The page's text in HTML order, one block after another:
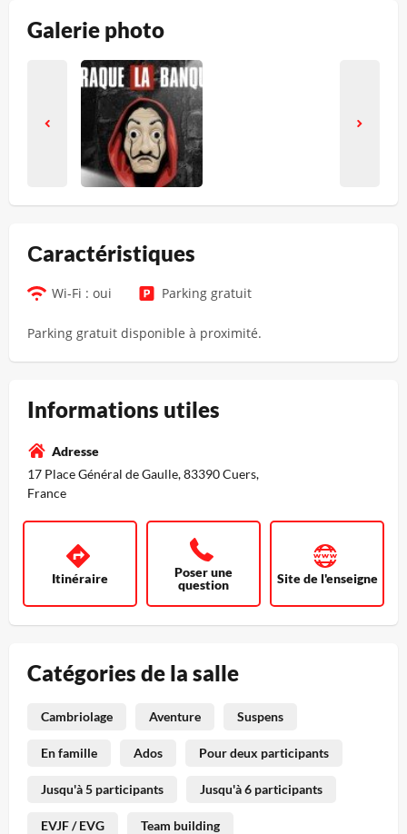
Galerie photo
Сaractéristiques
Wi-Fi : oui Parking gratuit
Parking gratuit disponible à proximité.
Informations utiles
Adresse
17 Place Général de Gaulle, 83390 Cuers,
France
Itinéraire
Poser une
question
Site de l'enseigne
Catégories de la salle
Cambriolage Aventure Suspens
En famille Ados Pour deux participants
Jusqu'à 5 participants Jusqu'à 6 participants
EVJF / EVG Team building